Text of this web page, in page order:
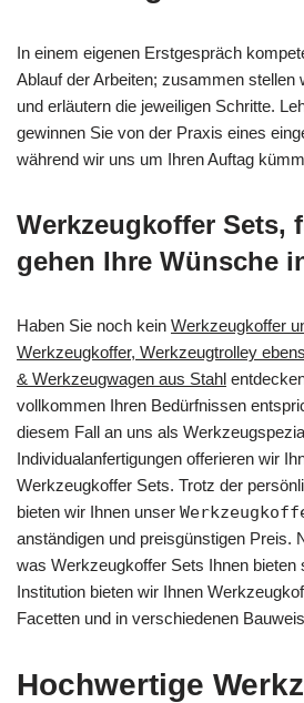
In einem eigenen Erstgespräch
Ablauf der Arbeiten; zusammen stellen
und erläutern die jeweiligen Schritte.
gewinnen Sie von der Praxis eines
während wir uns um Ihren Auftag
Werkzeugkoffer Sets,
gehen Ihre Wünsche
Haben Sie noch kein Werkzeugkoffer
Werkzeugkoffer, Werkzeugtrolley
& Werkzeugwagen aus Stahl
vollkommen Ihren Bedürfnissen
diesem Fall an uns als
Individualanfertigungen offerieren wir
Werkzeugkoffer Sets. Trotz der
bieten wir Ihnen unser
anständigen und preisgünstigen Preis.
was Werkzeugkoffer Sets Ihnen bieten
Institution bieten wir Ihnen
Facetten und in verschiedenen
Hochwertige